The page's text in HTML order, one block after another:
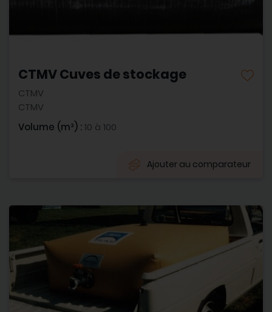
CTMV Cuves de stockage
CTMV
CTMV
Volume (m³) :10 à 100
Ajouter au comparateur